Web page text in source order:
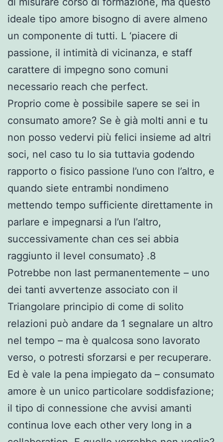
ideale tipo amore bisogno di avere almeno
un componente di tutti. L ‘piacere di
passione, il intimità di vicinanza, e staff
carattere di impegno sono comuni
necessario reach che perfect.
Proprio come è possibile sapere se sei in
consumato amore? Se è già molti anni e tu
non posso vedervi più felici insieme ad altri
soci, nel caso tu lo sia tuttavia godendo
rapporto o fisico passione l’uno con l’altro, e
quando siete entrambi nondimeno
mettendo tempo sufficiente direttamente in
parlare e impegnarsi a l’un l’altro,
successivamente chan ces sei abbia
raggiunto il level consumato} .8
Potrebbe non last permanentemente – uno
dei tanti avvertenze associato con il
Triangolare principio di come di solito
relazioni può andare da 1 segnalare un altro
nel tempo – ma è qualcosa sono lavorato
verso, o potresti sforzarsi e per recuperare.
Ed è vale la pena impiegato da – consumato
amore è un unico particolare soddisfazione;
il tipo di connessione che avvisi amanti
continua love each other very long in a